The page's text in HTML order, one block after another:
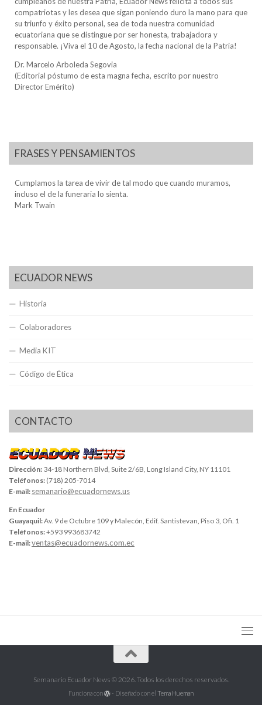
compatriotas y les desea que sigan poniendo duro la mano para que
su triunfo y éxito personal, sea de toda nuestra comunidad
ecuatoriana que se distingue por ser honesta, trabajadora y
responsable. ¡Viva el 10 de Agosto, la fecha nacional de la Patria!
Dr. Marcelo Arboleda Segovia
(Editorial póstumo de esta magna fecha, escrito por nuestro
Director Emérito)
FRASES Y PENSAMIENTOS
Cumplamos la tarea de vivir de tal modo que cuando muramos,
incluso el de la funeraria lo sienta.
Mark Twain
ECUADOR NEWS
Historia
Colaboradores
Media KIT
Código de Ética
CONTACTO
Dirección: 34-18 Northern Blvd, Suite 2/6B, Long Island City, NY 11101
Teléfonos: (718) 205-7014
E-mail: semanario@ecuadornews.us
En Ecuador
Guayaquil:Av. 9 de Octubre 109 y Malecón, Edif. Santistevan, Piso 3, Ofi. 1
Teléfonos:+593 993683742
E-mail:ventas@ecuadornews.com.ec
Semanario Ecuador News © 2026. Todos los derechos reservados.
Funciona con - Diseñado con el Tema Hueman